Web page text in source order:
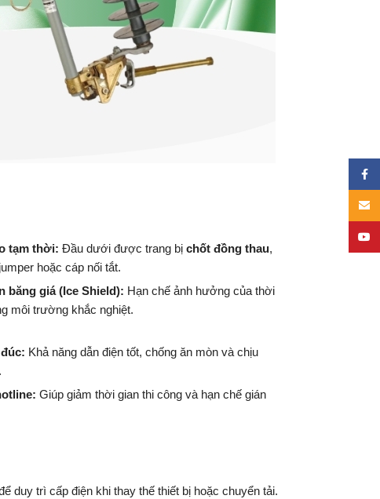
tạm thời: Đầu dưới được trang bị chốt đồng thau,
hoặc cáp nối tắt.
băng giá (Ice Shield): Hạn chế ảnh hưởng của thời
môi trường khắc nghiệt.
Khả năng dẫn điện tốt, chống ăn mòn và chịu
Giúp giảm thời gian thi công và hạn chế gián
duy trì cấp điện khi thay thế thiết bị hoặc chuyển tải.
Email